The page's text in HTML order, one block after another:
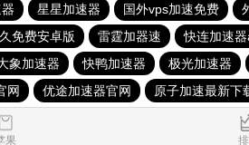
星星加速器 国外vps加速免费
免费安卓版 雷霆加器速 快连加速
象加速器 快鸭加速器 极光加速器
网 优途加速器官网 原子加速最新下
果